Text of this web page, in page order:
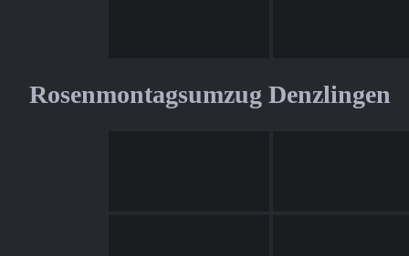
Rosenmontagsumzug Denzlingen